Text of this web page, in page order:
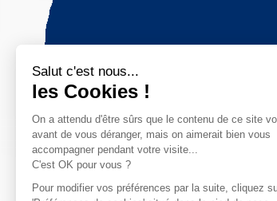
Salut c'est nous...
les Cookies !
On a attendu d'être sûrs que le contenu de ce site
avant de vous déranger, mais on aimerait bien vous
accompagner pendant votre visite...
C'est OK pour vous ?
Pour modifier vos préférences par la suite, cliquez